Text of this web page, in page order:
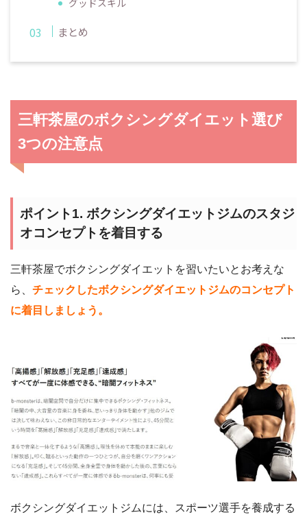
グッドスキル
まとめ
三軒茶屋のボクシングダイエット選び
3つの注意点
ポイント1. ボクシングダイエットジムのスタジ
オコンセプトを着目する
三軒茶屋でボクシングダイエットを習いたいとお考えな
ら、 チェックしたボクシングダイエットジムのコンセプト
に着目しましょう。
ボクシングダイエットジムには、スポーツ選手を養成する